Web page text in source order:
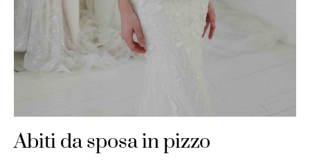
Abiti da sposa in pizzo